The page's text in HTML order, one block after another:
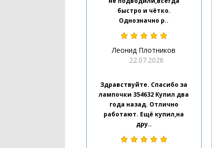
быстро и чётко.
Однозначно р..
Леонид Плотников
22.07.2026
Здравствуйте. Спасибо за
лампочки 354632 Купил два
года назад. Отлично
работают. Ещё купил,на
дру..